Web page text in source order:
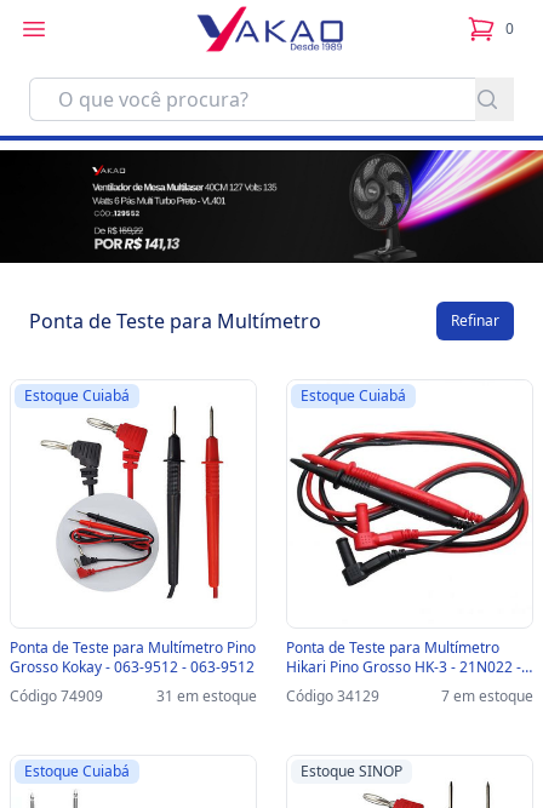
0
itens
Ponta de Teste para Multímetro Refinar
Estoque Cuiabá
Ponta de Teste para Multímetro Pino
Grosso Kokay - 063-9512 - 063-9512
Código 74909
31 em estoque
Estoque Cuiabá
Ponta de Teste para Multímetro
Hikari Pino Grosso HK-3 - 21N022 -
21N022
Código 34129 7 em estoque
Estoque Cuiabá Estoque SINOP